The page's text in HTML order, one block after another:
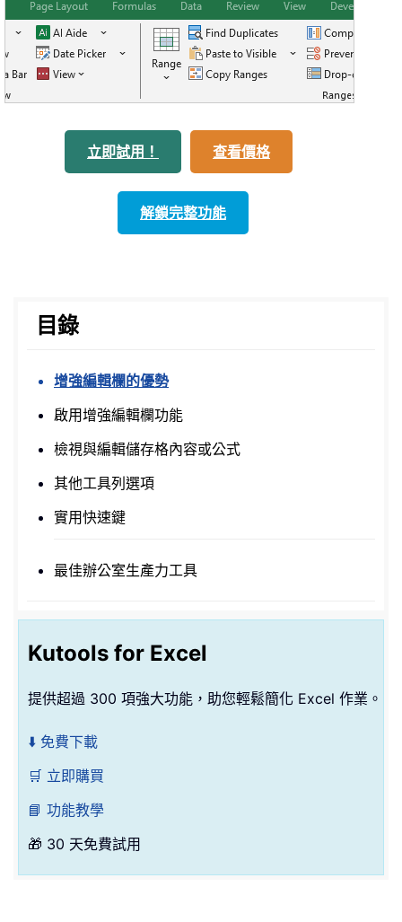
立即試用！ 查看價格
解鎖完整功能
目錄
增強編輯欄的優勢
啟用增強編輯欄功能
檢視與編輯儲存格內容或公式
其他工具列選項
實用快速鍵
最佳辦公室生產力工具
Kutools for Excel
提供超過 300 項強大功能，助您輕鬆簡化 Excel 作業。
⬇️ 免費下載
🛒 立即購買
📘 功能教學
🎁 30 天免費試用